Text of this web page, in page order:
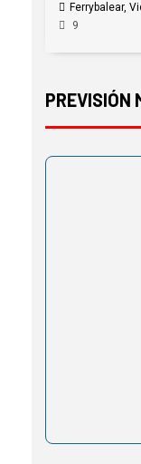
Ferrybalear,
9
PREVISIÓN